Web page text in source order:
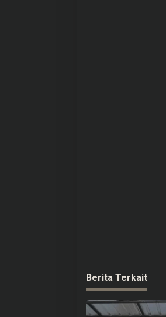
Berita Terkait